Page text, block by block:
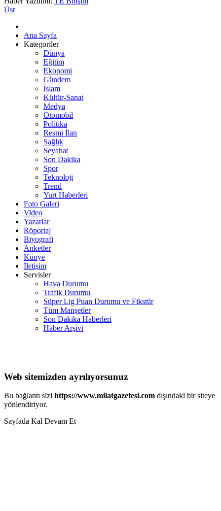
Üst
Ana Sayfa
Kategoriler
Dünya
Eğitim
Ekonomi
Gündem
İslam
Kültür-Sanat
Medya
Otomobil
Politika
Resmi İlan
Sağlık
Seyahat
Son Dakika
Spor
Teknoloji
Trend
Yurt Haberleri
Foto Galeri
Video
Yazarlar
Röportaj
Biyografi
Anketler
Künye
İletişim
Servisler
Hava Durumu
Trafik Durumu
Süper Lig Puan Durumu ve Fikstür
Tüm Manşetler
Son Dakika Haberleri
Haber Arşivi
Web sitemizden ayrılıyorsunuz
Bu bağlantı sizi https://www.milatgazetesi.com dışındaki bir siteye
yönlendiriyor.
Sayfada Kal Devam Et